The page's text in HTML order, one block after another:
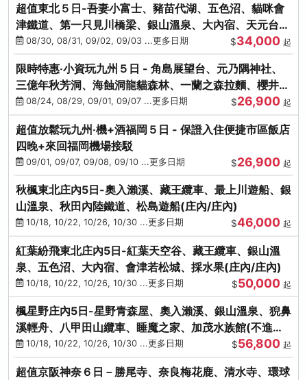
超值東北５日-吾妻小富士、豬苗代湖、五色沼、貓咪會
津鐵道、第一只見川橋梁、銀山溫泉、大內宿、天元台高
原纜車
08/30, 08/31, 09/02, 09/03 ...更多日期 $34,000 起
限時特惠‧小資玩九州５日 - 角島展望台、元乃隅神社、
三億年秋芳洞、海蝕洞龍貓森林、一蘭之森拉麵、櫻井二
見浦08/24, 08/29, 09/01, 09/07 ...更多日期 $26,900 起
超值放鬆玩九州‧機+酒福岡５日 - 保證入住便捷市區飯店
四晚+來回福岡機場接駁
09/01, 09/07, 09/08, 09/10 ...更多日期 $26,900 起
秋楓東北庄內5日-奧入瀨溪、藏王纜車、最上川遊船、銀
山溫泉、秋田內陸鐵道、松島遊船(庄內/庄內)
10/18, 10/22, 10/26, 10/30 ...更多日期 $46,000 起
紅葉紛飛東北庄內5日-紅葉天空谷、藏王纜車、銀山溫
泉、五色沼、大內宿、會津若松城、採水果(庄內/庄內)
10/18, 10/22, 10/26, 10/30 ...更多日期 $50,000 起
楓星野庄內5日-星野青森屋、奧入瀨溪、銀山溫泉、猊鼻
溪輕舟、八甲田山纜車、睡魔之家、加茂水族館(不進店)
(庄內/庄內)
10/18, 10/22, 10/26, 10/30 ...更多日期 $56,800 起
超值京阪神奈６日－勝尾寺、奈良梅花鹿、清水寺、環球